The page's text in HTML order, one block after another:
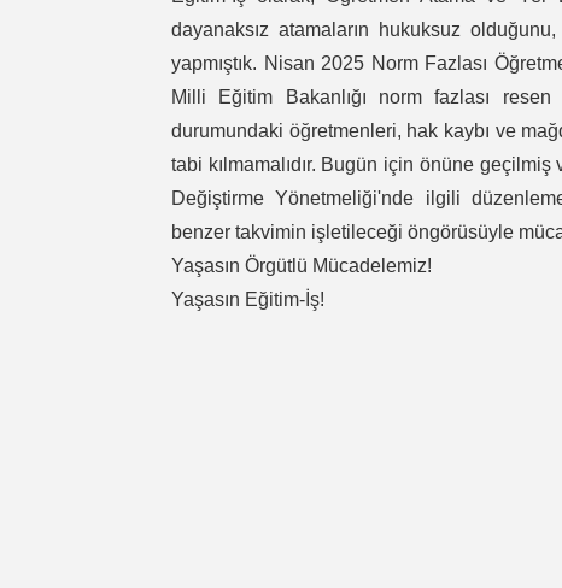
dayanaksız atamaların hukuksuz
yapmıştık. Nisan 2025 Norm Fazlası
Milli Eğitim Bakanlığı norm fazlası resen
durumundaki öğretmenleri, hak kaybı ve
tabi kılmamalıdır. Bugün için önüne
Değiştirme Yönetmeliği'nde ilgili
benzer takvimin işletileceği öngörüsüyle
Yaşasın Örgütlü Mücadelemiz!
Yaşasın Eğitim-İş!